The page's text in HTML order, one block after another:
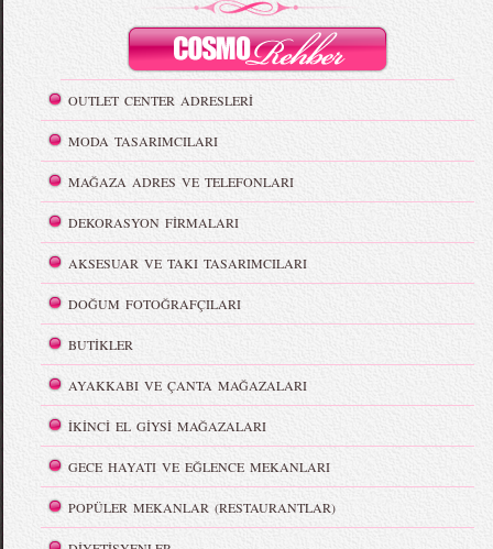
OUTLET CENTER ADRESLERİ
MODA TASARIMCILARI
MAĞAZA ADRES VE TELEFONLARI
DEKORASYON FİRMALARI
AKSESUAR VE TAKI TASARIMCILARI
DOĞUM FOTOĞRAFÇILARI
BUTİKLER
AYAKKABI VE ÇANTA MAĞAZALARI
İKİNCİ EL GİYSİ MAĞAZALARI
GECE HAYATI VE EĞLENCE MEKANLARI
POPÜLER MEKANLAR (RESTAURANTLAR)